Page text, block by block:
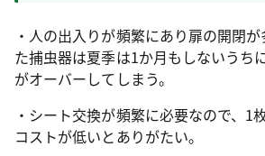
・人の出入りが頻繁にあり扉の開閉
た捕虫器は夏季は1か月もしないうち
がオーバーしてしまう。
・シート交換が頻繁に必要なので、1
コストが低いとありがたい。